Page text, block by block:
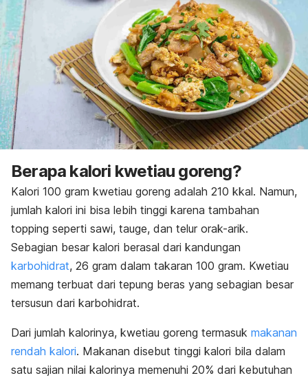
Berapa kalori kwetiau goreng?
Kalori 100 gram kwetiau goreng adalah 210 kkal. Namun,
jumlah kalori ini bisa lebih tinggi karena tambahan
topping seperti sawi, tauge, dan telur orak-arik.
Sebagian besar kalori berasal dari kandungan
karbohidrat, 26 gram dalam takaran 100 gram. Kwetiau
memang terbuat dari tepung beras yang sebagian besar
tersusun dari karbohidrat.
Dari jumlah kalorinya, kwetiau goreng termasuk makanan
rendah kalori. Makanan disebut tinggi kalori bila dalam
satu sajian nilai kalorinya memenuhi 20% dari kebutuhan